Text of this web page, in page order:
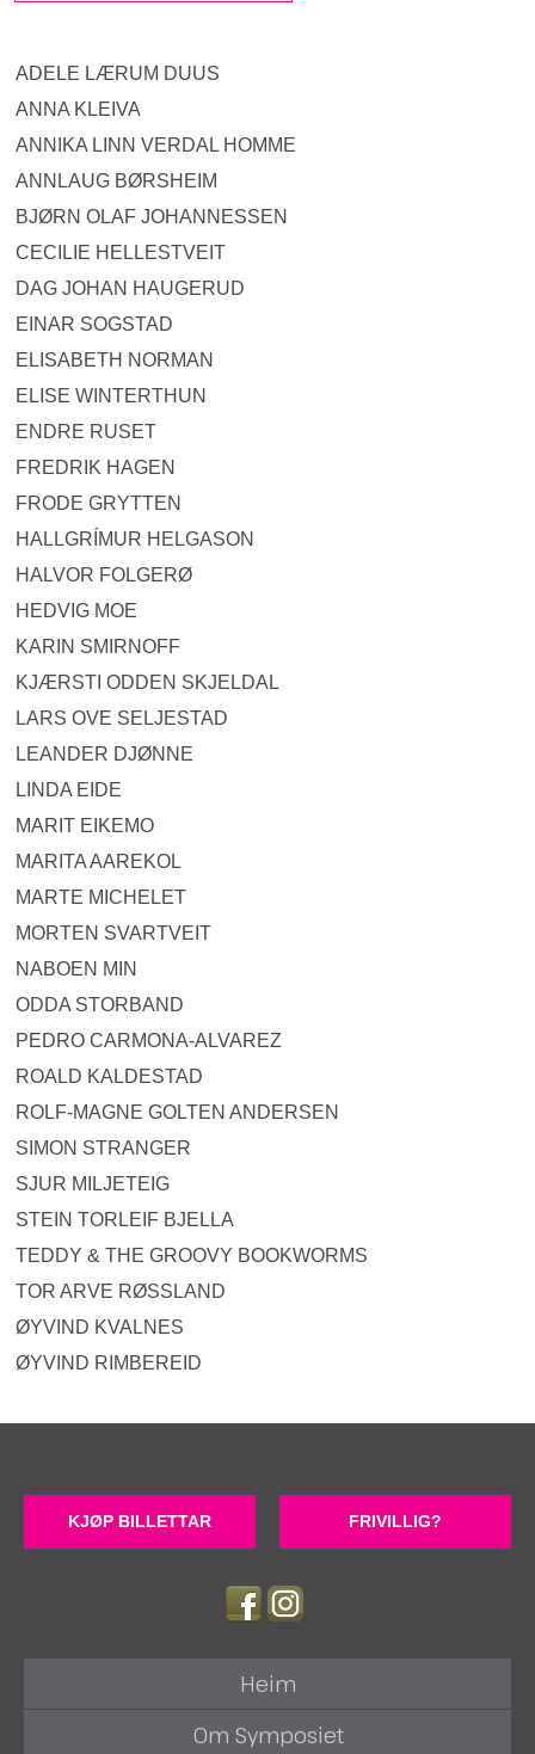
ADELE LÆRUM DUUS
ANNA KLEIVA
ANNIKA LINN VERDAL HOMME
ANNLAUG BØRSHEIM
BJØRN OLAF JOHANNESSEN
CECILIE HELLESTVEIT
DAG JOHAN HAUGERUD
EINAR SOGSTAD
ELISABETH NORMAN
ELISE WINTERTHUN
ENDRE RUSET
FREDRIK HAGEN
FRODE GRYTTEN
HALLGRÍMUR HELGASON
HALVOR FOLGERØ
HEDVIG MOE
KARIN SMIRNOFF
KJÆRSTI ODDEN SKJELDAL
LARS OVE SELJESTAD
LEANDER DJØNNE
LINDA EIDE
MARIT EIKEMO
MARITA AAREKOL
MARTE MICHELET
MORTEN SVARTVEIT
NABOEN MIN
ODDA STORBAND
PEDRO CARMONA-ALVAREZ
ROALD KALDESTAD
ROLF-MAGNE GOLTEN ANDERSEN
SIMON STRANGER
SJUR MILJETEIG
STEIN TORLEIF BJELLA
TEDDY & THE GROOVY BOOKWORMS
TOR ARVE RØSSLAND
ØYVIND KVALNES
ØYVIND RIMBEREID
KJØP BILLETTAR FRIVILLIG?
Heim
Om Symposiet